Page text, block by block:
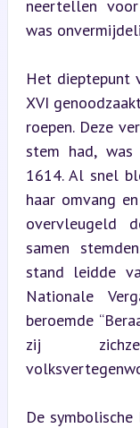
neertellen
was
Het dieptepunt
XVI
roepen. Deze
stem had,
1614. Al snel
haar omvang
overvleugeld
samen
stand leidde
Nationale
beroemde
zij
De